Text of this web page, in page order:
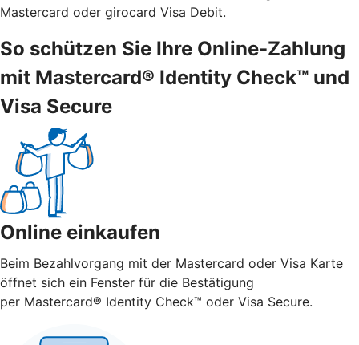
Mastercard oder girocard Visa Debit.
So schützen Sie Ihre Online-Zahlung
mit Mastercard® Identity Check™ und
Visa Secure
Online einkaufen
Beim Bezahlvorgang mit der Mastercard oder Visa Karte
öffnet sich ein Fenster für die Bestätigung
per Mastercard® Identity Check™ oder Visa Secure.